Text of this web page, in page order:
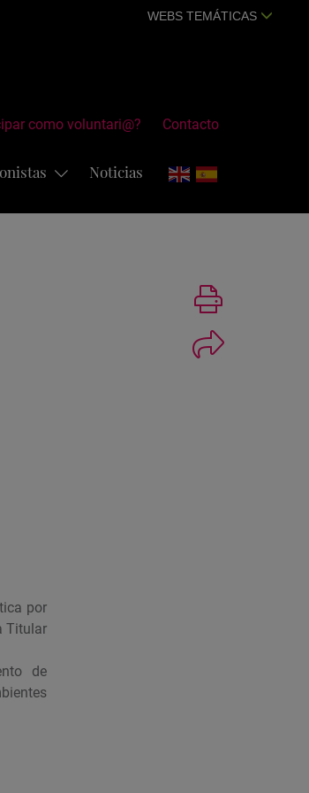
WEBS TEMÁTICAS
como voluntari@? Contacto
Noticias
por
Titular
de